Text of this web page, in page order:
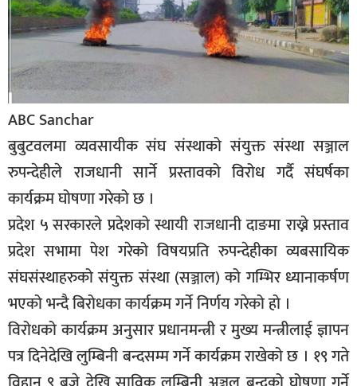
पत्रपत्रिका
बिश्व
अचम्म
दुनिया
बिचार
कुराकानी
जीवनशैली
साहित्य
सूचना-
प्रवधि
ABC Sanchar
बुबुटवलमा व्यवसायीक संघ संस्थाको संयुक्त संस्था सञ्जाल
रुपन्देहीले राजधानी सार्ने प्रस्तावको विरोध गर्दै संघर्षका
कार्यक्रम घोषणा गरेको छ ।
प्रदेश ५ सरकारले प्रदेशको स्थायी राजधानी दाङमा राख्ने प्रस्ताव
प्रदेश सभामा पेश गरेको विषयप्रति रुपन्देहीका व्यबसायिक
संघसंस्थाहरुको संयुक्त संस्था (सञ्जाल) को गम्भिर ध्यानाकर्षण
भएको भन्दै बिरोधका कार्यक्रम गर्ने निर्णय गरेको हो ।
विरोधको कार्यक्रम अनुसार प्रधानमन्त्री र मुख्य मन्त्रीलाई ज्ञापन
पत्र दिनेदेखि लुम्बिनी बन्दसम्म गर्ने कार्यक्रम राखेको छ । १९ गते